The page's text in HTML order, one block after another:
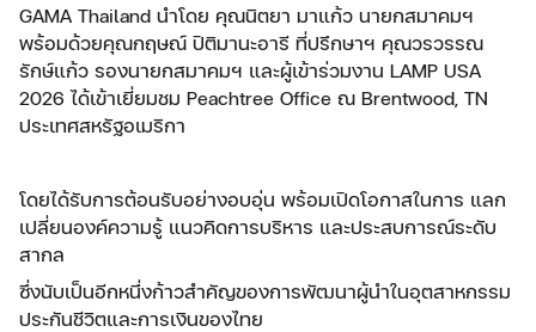
GAMA Thailand นำโดย คุณนิตยา มาแก้ว นายกสมาคมฯ
พร้อมด้วยคุณกฤษณ์ ปิติมานะอารี ที่ปรึกษาฯ คุณวรวรรณ
รักษ์แก้ว รองนายกสมาคมฯ และผู้เข้าร่วมงาน LAMP USA
2026 ได้เข้าเยี่ยมชม Peachtree Office ณ Brentwood, TN
ประเทศสหรัฐอเมริกา
โดยได้รับการต้อนรับอย่างอบอุ่น พร้อมเปิดโอกาสในการ แลก
เปลี่ยนองค์ความรู้ แนวคิดการบริหาร และประสบการณ์ระดับ
สากล
ซึ่งนับเป็นอีกหนึ่งก้าวสำคัญของการพัฒนาผู้นำในอุตสาหกรรม
ประกันชีวิตและการเงินของไทย